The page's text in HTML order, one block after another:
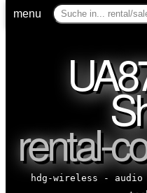
menu
rental-
hdg-wireless -